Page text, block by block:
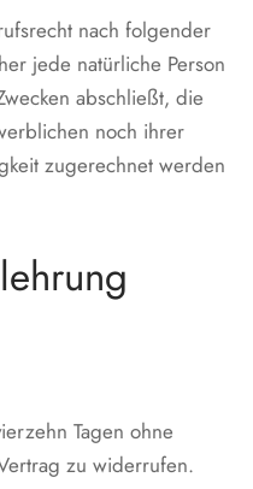
nach folgender
jede natürliche Person
abschließt, die
noch ihrer
zugerechnet werden
Tagen ohne
zu widerrufen.